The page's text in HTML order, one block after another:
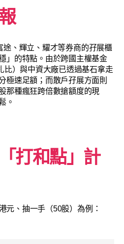
途、輝立、耀才等券商的孖展櫃
」的特點。由於跨國主權基金
比）與中資大廠已透過基石拿走
極速足額；而散戶孖展方面則
那種瘋狂跨倍數搶額度的現
。
打和點」計
元、抽一手（50股）為例：